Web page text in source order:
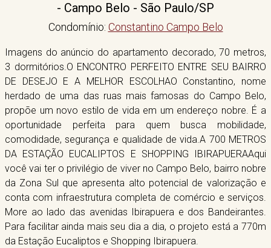
- Campo Belo - São Paulo/SP
Condomínio: Constantino Campo Belo
Imagens do anúncio do apartamento decorado, 70 metros,
3 dormitórios.O ENCONTRO PERFEITO ENTRE SEU BAIRRO
DE DESEJO E A MELHOR ESCOLHAO Constantino, nome
herdado de uma das ruas mais famosas do Campo Belo,
propõe um novo estilo de vida em um endereço nobre. É a
oportunidade perfeita para quem busca mobilidade,
comodidade, segurança e qualidade de vida.A 700 METROS
DA ESTAÇÃO EUCALIPTOS E SHOPPING IBIRAPUERAAqui
você vai ter o privilégio de viver no Campo Belo, bairro nobre
da Zona Sul que apresenta alto potencial de valorização e
conta com infraestrutura completa de comércio e serviços.
More ao lado das avenidas Ibirapuera e dos Bandeirantes.
Para facilitar ainda mais seu dia a dia, o projeto está a 770m
da Estação Eucaliptos e Shopping Ibirapuera.